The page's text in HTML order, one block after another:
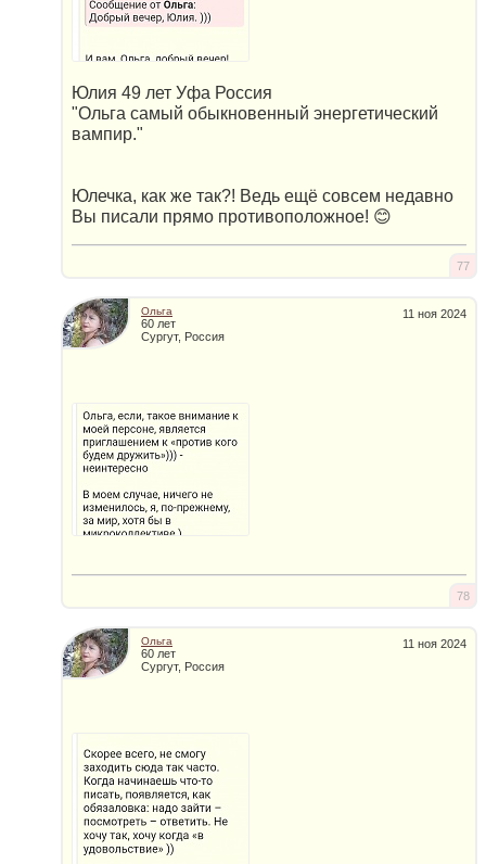
Юлия 49 лет Уфа Россия
"Ольга самый обыкновенный энергетический
вампир."
Юлечка, как же так?! Ведь ещё совсем недавно
Вы писали прямо противоположное! 😊
77
11 ноя 2024
Ольга
60 лет
Сургут, Россия
78
11 ноя 2024
Ольга
60 лет
Сургут, Россия